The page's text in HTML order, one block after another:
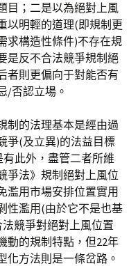
目；二是以為絕對上風
以明輕的道理(即規制更
求構造性條件)不存在規
是反不合法競爭規制絕
者則更偏向于對能否有
/否認立場。
制的法理基本是經由過
爭(及立異)的法益目標
此外，盡管二者所維
爭法》規制絕對上風位
濫用市場安排位置實用
性濫用(由於它不是也基
競爭對絕對上風位置
動的規制特點，但22年
化方法則是一條岔路。